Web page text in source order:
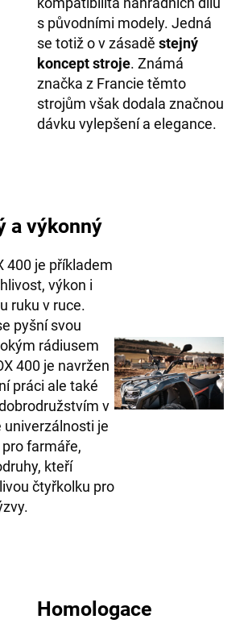
s původními modely. Jedná
se totiž o v zásadě stejný
koncept stroje. Známá
značka z Francie těmto
strojům však dodala značnou
dávku vylepšení a elegance.
a výkonný
400 je příkladem
výkon i
ruku v ruce.
pyšní svou
rádiusem
400 je navržen
práci ale také
v
univerzálnosti je
farmáře,
kteří
čtyřkolku pro
Homologace